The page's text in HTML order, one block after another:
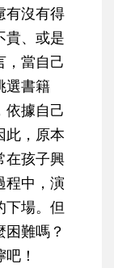
有沒有得
貴、或是
，當自己
選書籍
依據自己
此，原本
在孩子興
程中，演
下場。但
難嗎？
！